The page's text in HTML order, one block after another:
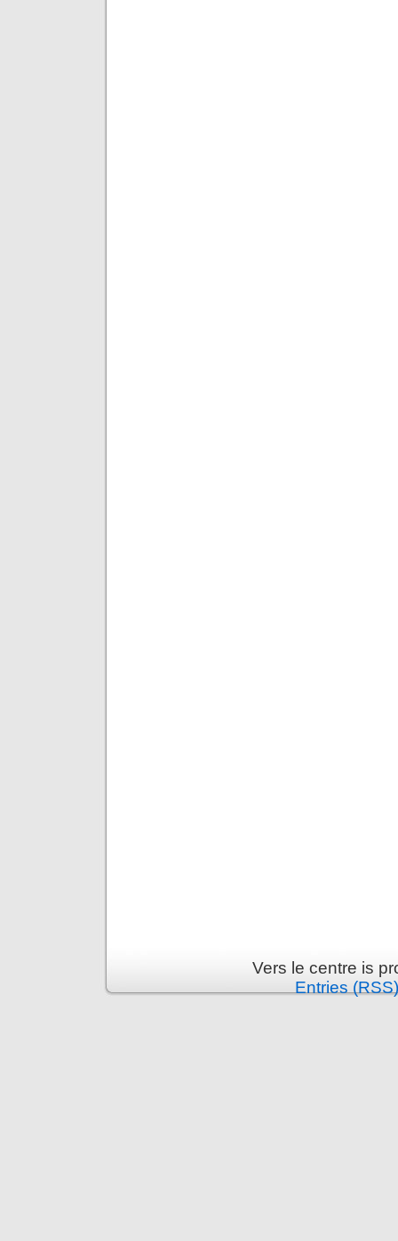
Vers le centre is
Entries (RSS)